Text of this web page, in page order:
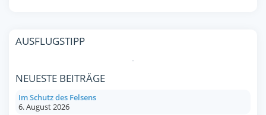
AUSFLUGSTIPP
NEUESTE BEITRÄGE
Im Schutz des Felsens
6. August 2026